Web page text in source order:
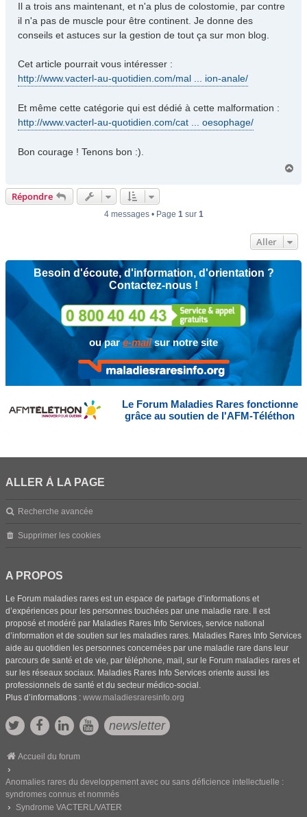
Il a trois ans maintenant, et n'a plus de colostomie, par contre
il n'a pas de muscle pour être continent. Je donne des
conseils et astuces sur la gestion de tout ça sur mon blog.
Cet article pourrait vous intéresser :
http://www.vacterl-au-quotidien.com/mal ... ion-anale/
Et même cette catégorie qui est dédié à cette malformation :
http://www.vacterl-au-quotidien.com/cat ... oesophage/
Bon courage ! Tenons bon :).
Répondre
4 messages • Page 1sur 1
Aller
Besoin d'écoute, d'information, d'orientation ?
Contactez-nous !
ou pare-mailsur notre site
Le Forum Maladies Rares fonctionne
grâce au soutien de l'AFM-Téléthon
ALLER À LA PAGE
Recherche avancée
Supprimer les cookies
A PROPOS
Le Forum maladies rares est un espace de partage d’informations et
d’expériences pour les personnes touchées par une maladie rare. Il est
proposé et modéré par Maladies Rares Info Services, service national
d’information et de soutien sur les maladies rares. Maladies Rares Info Services
aide au quotidien les personnes concernées par une maladie rare dans leur
parcours de santé et de vie, par téléphone, mail, sur le Forum maladies rares et
sur les réseaux sociaux. Maladies Rares Info Services oriente aussi les
professionnels de santé et du secteur médico-social.
Plus d’informations : www.maladiesraresinfo.org
newsletter
Accueil du forum
Anomalies rares du developpement avec ou sans déficience intellectuelle :
syndromes connus et nommés
Syndrome VACTERL/VATER